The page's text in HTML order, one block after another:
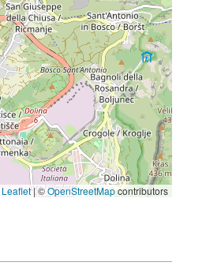
Leaflet|©OpenStreetMapcontributors